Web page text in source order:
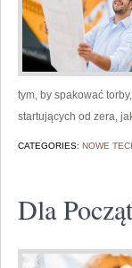
tym, by spakować
startujących od zera,
CATEGORIES: NOWE
Dla